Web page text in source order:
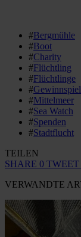
#Bergmühle
#Boot
#Charity
#Flüchtling
#Flüchtlinge
#Gewinnspiel
#Mittelmeer
#Sea Watch
#Spenden
#Stadtflucht
TEILEN
SHARE 0 TWEET
VERWANDTE